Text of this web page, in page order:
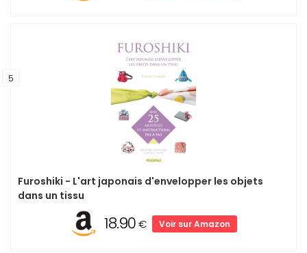
5
Furoshiki - L'art japonais d'envelopper les objets
dans un tissu
18.90€ Voir sur Amazon